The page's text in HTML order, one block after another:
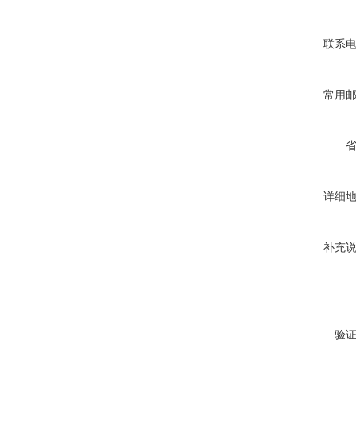
联系
常用
详细
补充
验